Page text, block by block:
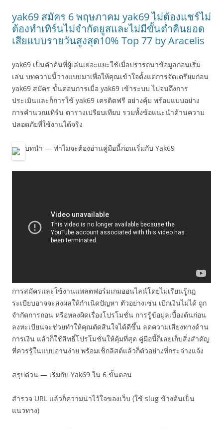
yak69 สมัคร 6 พฤษภาคม yak69 ไม่ต้องแชร์ไม่
ต้องทำเทิร์นไม่จำกัดยูสและไม่มีขั้นต่ำคืนยอด
เสียแบบรายวันสูงสุด10% Top 77 by Aracelis
yak69 เป็นคำค้นที่ผู้เล่นเยอะแยะใช้เมื่อปรารถนาข้อมูลก่อนเริ่ม
เล่น บทความนี้วางแบบมาเพื่อให้คุณเข้าใจตั้งแต่การจัดเตรียมก่อน
yak69 สมัคร ขั้นตอนการเมื่อ yak69 เข้าระบบ ไปจนถึงการ
ประเมินและก็การใช้ yak69 เครดิตฟรี อย่างคุ้ม พร้อมแบบอย่าง
การคำนวณเทิร์น ตารางเปรียบเทียบ รวมทั้งข้อแนะนำด้านความ
ปลอดภัยที่ใช้งานได้จริง
บทนำ — ทำไมจะต้องอ่านคู่มือนี้ก่อนเริ่มกับ Yak69
การสมัครและใช้งานแพลตฟอร์มเกมออนไลน์โดยไม่เรียนรู้กฎ
ระเบียบอาจจะส่งผลให้กำเนิดปัญหา ตัวอย่างเช่น เบิกเงินไม่ได้ ถูก
จำกัดการถอน หรือหลงผิดเรื่องโปรโมชั่น การรู้ข้อมูลเบื้องต้นก่อน
ลงทะเบียนจะช่วยทำให้คุณตัดสินใจได้ดีขึ้น ลดความเสี่ยงทางด้าน
การเงิน แล้วก็ใช้สิทธิ์โปรโมชั่นให้คุ้มที่สุด คู่มือนี้ก็เลยเก็บสิ่งสำคัญ
ที่ควรรู้ในแบบอ่านง่าย พร้อมเช็กลิสต์แล้วก็ตัวอย่างที่กระจ่างแจ้ง
สรุปด่วน — เริ่มกับ Yak69 ใน 6 ขั้นตอน
สำรวจ URL แล้วก็ความน่าไว้ใจของเว็บ (ใช้ slug ข้างต้นเป็น
แนวทาง)